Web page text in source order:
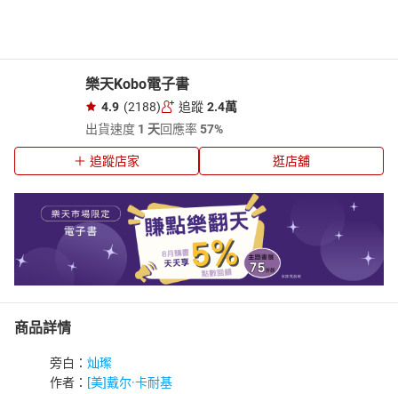
樂天Kobo電子書
4.9 (2188) 追蹤 2.4萬
出貨速度 1 天回應率57%
追蹤店家 逛店舖
商品詳情
旁白： 灿璨
作者： [美]戴尔·卡耐基